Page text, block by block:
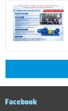
Facebook